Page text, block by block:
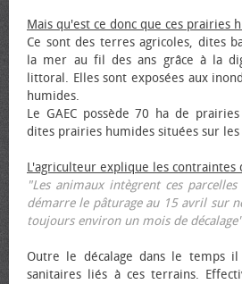
Mais qu'est ce donc que ces prairies
Ce sont des terres agricoles, dites
la mer au fil des ans grâce à la
littoral. Elles sont exposées aux
humides.
Le GAEC possède 70 ha de
dites prairies humides situées sur les
L'agriculteur explique les contraintes
"Les animaux intègrent ces
démarre le pâturage au 15 avril sur
toujours environ un mois de
Outre le décalage dans le temps
sanitaires liés à ces terrains.